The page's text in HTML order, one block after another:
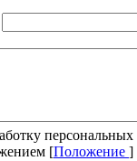
[Положение ]